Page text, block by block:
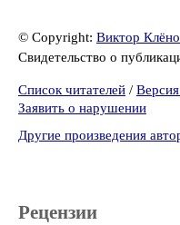
© Copyright: Виктор
Свидетельство о
Список читателей /
Заявить о нарушении
Другие произведения
Рецензии